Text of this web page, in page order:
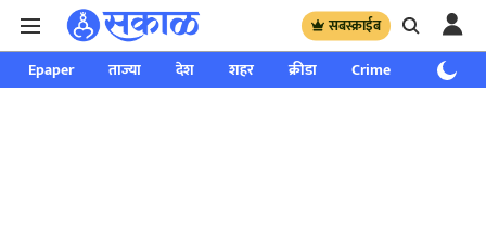
सबस्क्राईब
Epaper ताज्या देश शहर क्रीडा Crime साप्ताहिक